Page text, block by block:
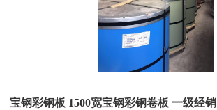
宝钢彩钢板 1500宽宝钢彩钢卷板 一级经销